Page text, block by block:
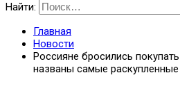
Найти:
Главная
Новости
Россияне бросились
названы самые раскупленные